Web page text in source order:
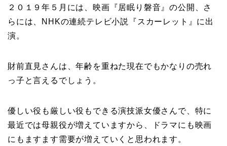
２０１９年５月には、映画『居眠り磐音』の公開、さ
らには、NHKの連続テレビ小説『スカーレット』に出
演。
財前直見さんは、年齢を重ねた現在でもかなりの売れ
っ子と言えるでしょう。
優しい役も厳しい役もできる演技派女優さんで、特に
最近では母親役が増えていますから、ドラマにも映画
にもますます需要が増えていくと思われます。